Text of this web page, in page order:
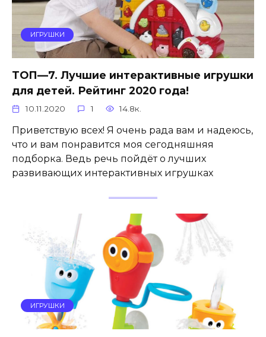
ИГРУШКИ
ТОП—7. Лучшие интерактивные игрушки
для детей. Рейтинг 2020 года!
10.11.2020 1 14.8к.
Приветствую всех! Я очень рада вам и надеюсь,
что и вам понравится моя сегодняшняя
подборка. Ведь речь пойдёт о лучших
развивающих интерактивных игрушках
ИГРУШКИ